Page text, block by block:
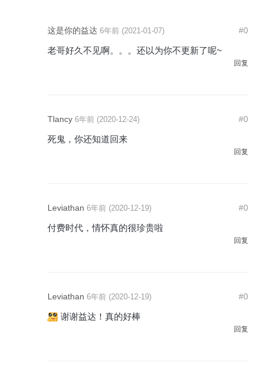
这是你的益达 6年前 (2021-01-07) #0
老哥好久不见啊。。。还以为你不更新了呢~
回复
Tlancy 6年前 (2020-12-24) #0
死鬼，你还知道回来
回复
Leviathan 6年前 (2020-12-19) #0
付费时代，情怀真的很珍贵啦
回复
Leviathan 6年前 (2020-12-19) #0
谢谢益达！真的好棒
回复